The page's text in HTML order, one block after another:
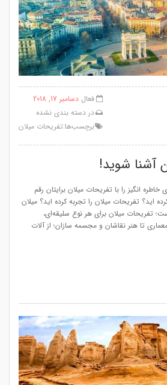
فعال دسامبر 17, 2018
در دسته بندی نشده
برچسب‌ها:تفریحات میلان
آشنا شوید!
انگیز را با تفریحات میلان برایتان رقم
اید؟ تفریحات میلان را تجربه کرده اید؟ میلان
تفریحات میلان برای هر نوع سلیقه‌ای،
تا هنر نقاشان و مجسمه سازان؛ از آلات